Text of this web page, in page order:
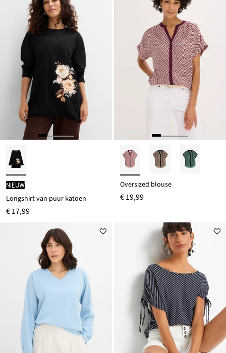
Nieuw
Longshirt van puur katoen
€ 17,99
Oversized blouse
€ 19,99